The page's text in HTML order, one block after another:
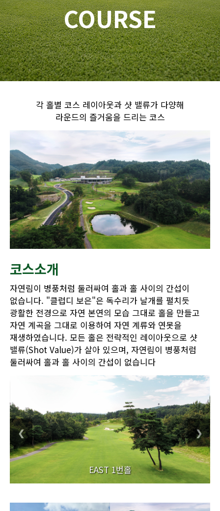
COURSE
각 홀별 코스 레이아웃과 샷 밸류가 다양해
라운드의 즐거움을 드리는 코스
코스소개
자연림이 병풍처럼 둘러싸여 홀과 홀 사이의 간섭이
없습니다. "클럽디 보은"은 독수리가 날개를 펼치듯
광활한 전경으로 자연 본연의 모습 그대로 홀을 만들고
자연 계곡을 그대로 이용하여 자연 계류와 연못을
재생하였습니다. 모든 홀은 전략적인 레이아웃으로 샷
밸류(Shot Value)가 살아 있으며, 자연림이 병풍처럼
둘러싸여 홀과 홀 사이의 간섭이 없습니다
EAST 1번홀
❮ ❯